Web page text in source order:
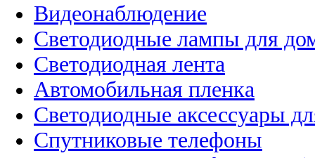
Видеонаблюдение
Светодиодные лампы для
Светодиодная лента
Автомобильная пленка
Светодиодные аксессуары
Спутниковые телефоны